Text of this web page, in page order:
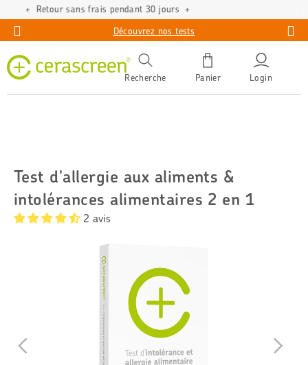
Compléments alimentaires de qualité verifiée
Découvrez nos tests
Recherche Panier Login
Test d'allergie aux aliments &
intolérances alimentaires 2 en 1
2 avis